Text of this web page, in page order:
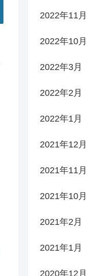
2022年11月
2022年10月
2022年3月
2022年2月
2022年1月
2021年12月
2021年11月
2021年10月
2021年2月
2021年1月
2020年12月